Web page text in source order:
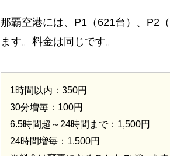
那覇空港には、P1（621台）、P2
ます。料金は同じです。
1時間以内：350円
30分増毎：100円
6.5時間超～24時間まで：1,500円
24時間増毎：1,500円